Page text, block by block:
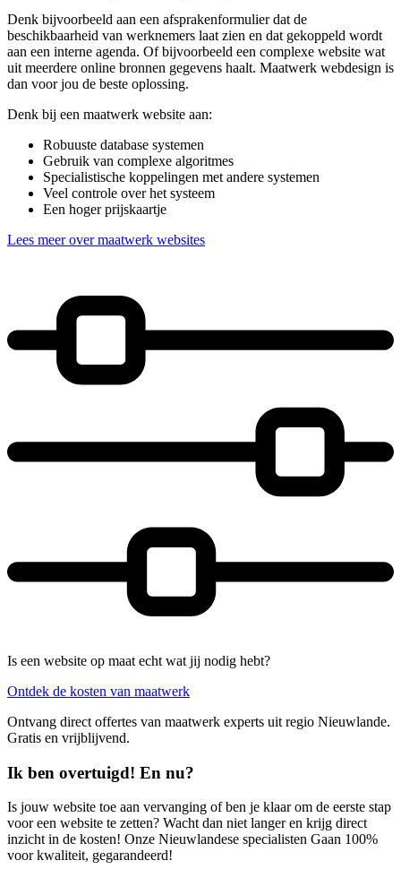
Denk bijvoorbeeld aan een afsprakenformulier dat de
beschikbaarheid van werknemers laat zien en dat gekoppeld wordt
aan een interne agenda. Of bijvoorbeeld een complexe website wat
uit meerdere online bronnen gegevens haalt. Maatwerk webdesign is
dan voor jou de beste oplossing.
Denk bij een maatwerk website aan:
Robuuste database systemen
Gebruik van complexe algoritmes
Specialistische koppelingen met andere systemen
Veel controle over het systeem
Een hoger prijskaartje
Lees meer over maatwerk websites
Is een website op maat echt wat jij nodig hebt?
Ontdek de kosten van maatwerk
Ontvang direct offertes van maatwerk experts uit regio Nieuwlande.
Gratis en vrijblijvend.
Ik ben overtuigd! En nu?
Is jouw website toe aan vervanging of ben je klaar om de eerste stap
voor een website te zetten? Wacht dan niet langer en krijg direct
inzicht in de kosten! Onze Nieuwlandese specialisten Gaan 100%
voor kwaliteit, gegarandeerd!